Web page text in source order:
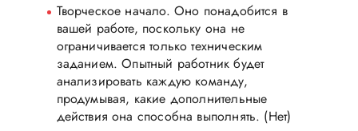
Творческое начало. Оно понадобится в
вашей работе, поскольку она не
ограничивается только техническим
заданием. Опытный работник будет
анализировать каждую команду,
продумывая, какие дополнительные
действия она способна выполнять. (Нет)